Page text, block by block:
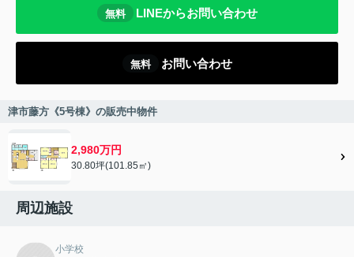
無料 LINEからお問い合わせ
無料 お問い合わせ
津市藤方《5号棟》の販売中物件
2,980万円
30.80坪(101.85㎡)
周辺施設
小学校